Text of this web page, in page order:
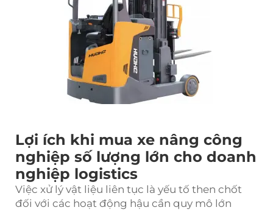
Lợi ích khi mua xe nâng công
nghiệp số lượng lớn cho doanh
nghiệp logistics
Việc xử lý vật liệu liên tục là yếu tố then chốt
đối với các hoạt động hậu cần quy mô lớn